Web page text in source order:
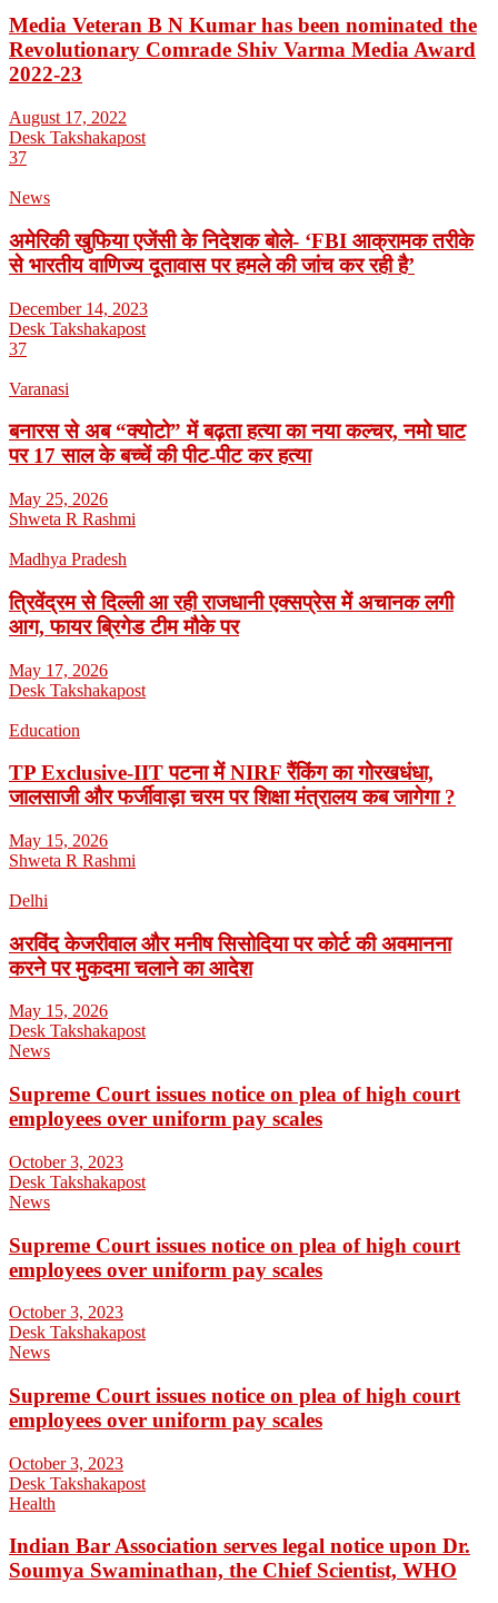
Media Veteran B N Kumar has been nominated the
Revolutionary Comrade Shiv Varma Media Award
2022-23
August 17, 2022
Desk Takshakapost
37
News
अमेरिकी खुफिया एजेंसी के निदेशक बोले- ‘FBI आक्रामक तरीके
से भारतीय वाणिज्य दूतावास पर हमले की जांच कर रही है’
December 14, 2023
Desk Takshakapost
37
Varanasi
बनारस से अब “क्योटो” में बढ़ता हत्या का नया कल्चर, नमो घाट
पर 17 साल के बच्चें की पीट-पीट कर हत्या
May 25, 2026
Shweta R Rashmi
Madhya Pradesh
त्रिवेंद्रम से दिल्ली आ रही राजधानी एक्सप्रेस में अचानक लगी
आग, फायर ब्रिगेड टीम मौके पर
May 17, 2026
Desk Takshakapost
Education
TP Exclusive-IIT पटना में NIRF रैंकिंग का गोरखधंधा,
जालसाजी और फर्जीवाड़ा चरम पर शिक्षा मंत्रालय कब जागेगा ?
May 15, 2026
Shweta R Rashmi
Delhi
अरविंद केजरीवाल और मनीष सिसोदिया पर कोर्ट की अवमानना
करने पर मुकदमा चलाने का आदेश
May 15, 2026
Desk Takshakapost
News
Supreme Court issues notice on plea of high court
employees over uniform pay scales
October 3, 2023
Desk Takshakapost
News
Supreme Court issues notice on plea of high court
employees over uniform pay scales
October 3, 2023
Desk Takshakapost
News
Supreme Court issues notice on plea of high court
employees over uniform pay scales
October 3, 2023
Desk Takshakapost
Health
Indian Bar Association serves legal notice upon Dr.
Soumya Swaminathan, the Chief Scientist, WHO